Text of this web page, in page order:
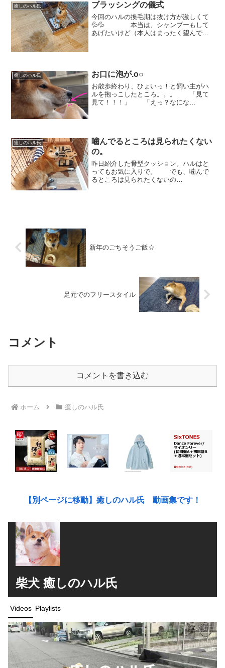
癒しのハル氏 ブラッシングの儀式
今回のハルの換毛期は抜け方が激しくて
💦💦 本当は、シャンプーもして
あげたいけど（本人はまったく望んでい
癒しのハル氏 お口に泡が.o○
お散歩終わり、ひょいっ！と飼い主がハ
ルを抱っこしたところ。。。 「見て
見て！！！」 「えっ？なにな
癒しのハル氏
噛んでるところは見られたくない
の。
昨日紹介した骨型クッション。ハルはと
ってもお気に入りで。 でも、噛んで
るところは見られたくないの
新年のごちそうご飯☆
足元でのフリースタイル
コメント
コメントを書き込む
ホーム 癒しのハル氏
【別ページに移動】癒しのハル氏 動画集です！
柴犬 癒しのハル氏
Videos Playlists